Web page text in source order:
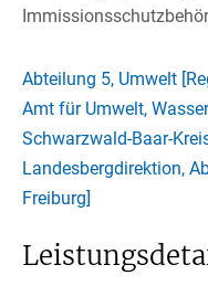
Abteilung 5, Umwelt
Amt für Umwelt,
Schwarzwald-Baar-
Landesbergdirektion,
Freiburg]